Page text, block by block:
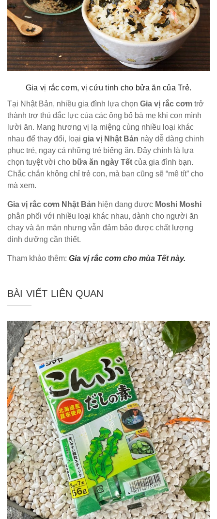
Gia vị rắc cơm, vị cứu tinh cho bửa ăn của Trẻ.
Tại Nhật Bản, nhiều gia đình lựa chọn Gia vị rắc cơm trở
thành trợ thủ đắc lực của các ông bố bà mẹ khi con mình
lười ăn. Mang hương vị lạ miệng cùng nhiều loại khác
nhau để thay đổi, loại gia vị Nhật Bản này dễ dàng chinh
phục trẻ, ngay cả những trẻ biếng ăn. Đây chính là lựa
chọn tuyệt vời cho bữa ăn ngày Tết của gia đình bạn.
Chắc chắn không chỉ trẻ con, mà bạn cũng sẽ “mê tít” cho
mà xem.
Gia vị rắc cơm Nhật Bản hiện đang được Moshi Moshi
phân phối với nhiều loại khác nhau, dành cho người ăn
chay và ăn mặn nhưng vẫn đảm bảo được chất lượng
dinh dưỡng cần thiết.
Tham khảo thêm: Gia vị rắc cơm cho mùa Tết này.
BÀI VIẾT LIÊN QUAN